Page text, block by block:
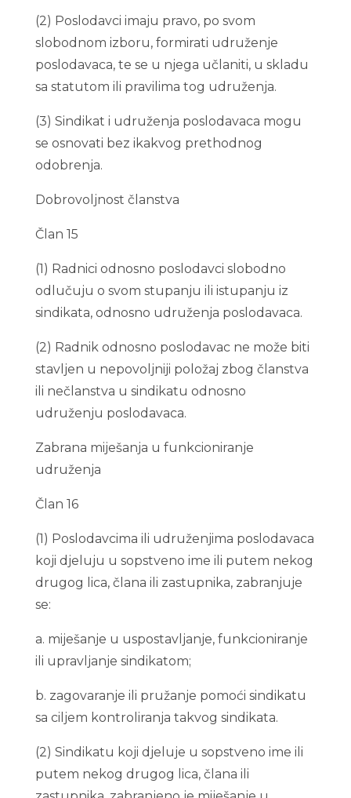
(2) Poslodavci imaju pravo, po svom
slobodnom izboru, formirati udruženje
poslodavaca, te se u njega učlaniti, u skladu
sa statutom ili pravilima tog udruženja.
(3) Sindikat i udruženja poslodavaca mogu
se osnovati bez ikakvog prethodnog
odobrenja.
Dobrovoljnost članstva
Član 15
(1) Radnici odnosno poslodavci slobodno
odlučuju o svom stupanju ili istupanju iz
sindikata, odnosno udruženja poslodavaca.
(2) Radnik odnosno poslodavac ne može biti
stavljen u nepovoljniji položaj zbog članstva
ili nečlanstva u sindikatu odnosno
udruženju poslodavaca.
Zabrana miješanja u funkcioniranje
udruženja
Član 16
(1) Poslodavcima ili udruženjima poslodavaca
koji djeluju u sopstveno ime ili putem nekog
drugog lica, člana ili zastupnika, zabranjuje
se:
a. miješanje u uspostavljanje, funkcioniranje
ili upravljanje sindikatom;
b. zagovaranje ili pružanje pomoći sindikatu
sa ciljem kontroliranja takvog sindikata.
(2) Sindikatu koji djeluje u sopstveno ime ili
putem nekog drugog lica, člana ili